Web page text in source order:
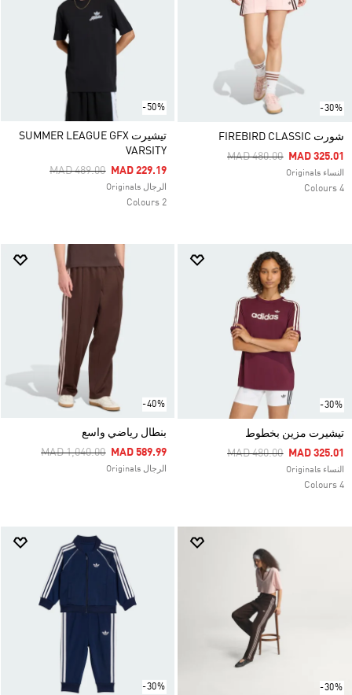
-30%
شورت FIREBIRD CLASSIC
Price Reduced From
MAD 480.00ToMAD 325.01
النساء Originals
4 Colours
-50%
تيشيرت SUMMER LEAGUE GFX
VARSITY
Price Reduced From
MAD 489.00ToMAD 229.19
الرجال Originals
2 Colours
-30%
تيشيرت مزين بخطوط
Price Reduced From
MAD 480.00ToMAD 325.01
النساء Originals
4 Colours
-40%
بنطال رياضي واسع
Price Reduced From
MAD 1,040.00ToMAD 589.99
الرجال Originals
-30%
-30%